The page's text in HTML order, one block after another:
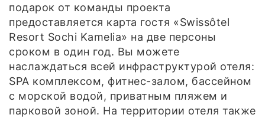
подарок от команды проекта
предоставляется карта гостя «Swissôtel
Resort Sochi Kamelia» на две персоны
сроком в один год. Вы можете
наслаждаться всей инфраструктурой отеля:
SPA комплексом, фитнес-залом, бассейном
с морской водой, приватным пляжем и
парковой зоной. На территории отеля также